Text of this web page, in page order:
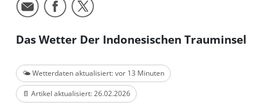
Das Wetter Der Indonesischen Trauminsel
🌤️ Wetterdaten aktualisiert: vor 13 Minuten
📄 Artikel aktualisiert: 26.02.2026